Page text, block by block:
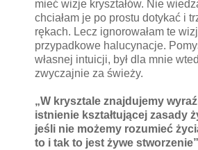
mieć wizje kryształów. Nie
chciałam je po prostu dotykać i
rękach. Lecz ignorowałam te
przypadkowe halucynacje.
własnej intuicji, był dla mnie
zwyczajnie za świeży.
„W krysztale znajdujemy
istnienie kształtującej zasady
jeśli nie możemy rozumieć
to i tak to jest żywe